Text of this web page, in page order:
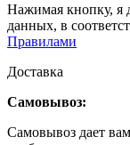
Нажимая кнопку, я
данных, в
Правилами
Доставка
Самовывоз:
Самовывоз дает